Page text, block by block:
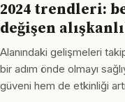
2024 trendleri:
değişen
Alanındaki gelişmeleri
bir adım önde olmayı
güveni hem de etkinliği